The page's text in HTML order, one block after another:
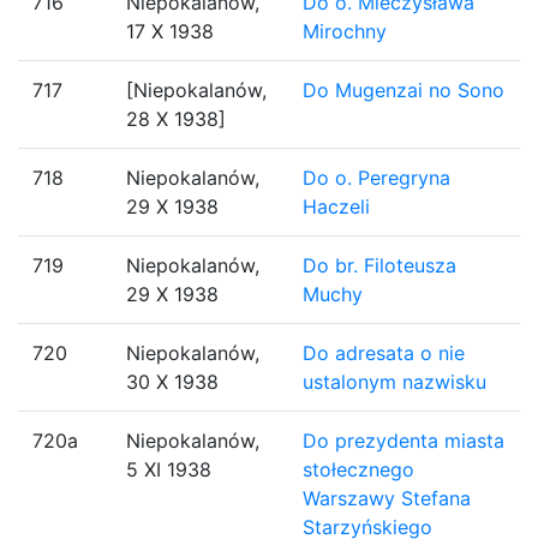
17 X 1938
Mirochny
717
[Niepokalanów,
28 X 1938]
Do Mugenzai no Sono
718
Niepokalanów,
29 X 1938
Do o. Peregryna
Haczeli
719
Niepokalanów,
29 X 1938
Do br. Filoteusza
Muchy
720
Niepokalanów,
30 X 1938
Do adresata o nie
ustalonym nazwisku
720a
Niepokalanów,
5 XI 1938
Do prezydenta miasta
stołecznego
Warszawy Stefana
Starzyńskiego